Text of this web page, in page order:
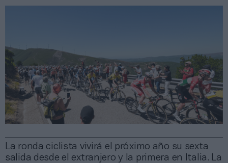
La ronda ciclista vivirá el próximo año su sexta
salida desde el extranjero y la primera en Italia. La